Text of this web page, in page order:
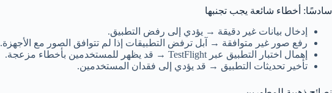
سادسًا: أخطاء شائعة يجب تجنبها
إدخال بيانات غير دقيقة → يؤدي إلى رفض التطبيق.
رفع صور غير متوافقة → آبل ترفض التطبيقات إذا لم تتوافق الصور مع الأجهزة.
إهمال اختبار التطبيق عبر TestFlight → قد يظهر للمستخدمين بأخطاء مزعجة.
تأخير تحديثات التطبيق → قد يؤدي إلى فقدان المستخدمين.